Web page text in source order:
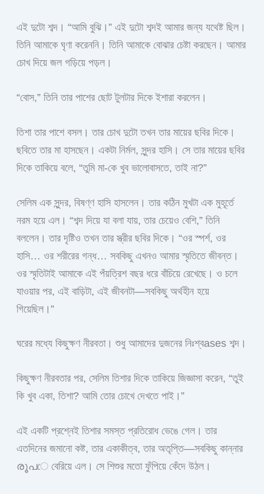
এই দুটো শব্দ। “আমি বুঝি।” এই দুটো শব্দই আমার জন্য যথেষ্ট ছিল।
তিনি আমাকে ঘৃণা করেননি। তিনি আমাকে বোঝার চেষ্টা করছেন। আমার
চোখ দিয়ে জল গড়িয়ে পড়ল।
“বোস,” তিনি তার পাশের ছোট টুলটার দিকে ইশারা করলেন।
তিশা তার পাশে বসল। তার চোখ দুটো তখন তার মায়ের ছবির দিকে।
ছবিতে তার মা হাসছেন। একটা নির্মল, সুন্দর হাসি। সে তার মায়ের ছবির
দিকে তাকিয়ে বলে, “তুমি মা-কে খুব ভালোবাসতে, তাই না?”
সেলিম এক সুন্দর, বিষণ্ণ হাসি হাসলেন। তার কঠিন মুখটা এক মুহূর্তে
নরম হয়ে এল। “শব্দ দিয়ে যা বলা যায়, তার চেয়েও বেশি,” তিনি
বললেন। তার দৃষ্টিও তখন তার স্ত্রীর ছবির দিকে। “ওর স্পর্শ, ওর
হাসি… ওর শরীরের গন্ধ… সবকিছু এখনও আমার স্মৃতিতে জীবন্ত।
ওর স্মৃতিটাই আমাকে এই পঁয়ত্রিশ বছর ধরে বাঁচিয়ে রেখেছে। ও চলে
যাওয়ার পর, এই বাড়িটা, এই জীবনটা—সবকিছু অর্থহীন হয়ে
গিয়েছিল।”
ঘরের মধ্যে কিছুক্ষণ নীরবতা। শুধু আমাদের দুজনের নিঃশ্বases শব্দ।
কিছুক্ষণ নীরবতার পর, সেলিম তিশার দিকে তাকিয়ে জিজ্ঞাসা করেন, “তুই
কি খুব একা, তিশা? আমি তোর চোখে দেখতে পাই।”
এই একটি প্রশ্নেই তিশার সমস্ত প্রতিরোধ ভেঙে গেল। তার
এতদিনের জমানো কষ্ট, তার একাকীত্ব, তার অতৃপ্তি—সবকিছু কান্নার
രൂപে বেরিয়ে এল। সে শিশুর মতো ফুঁপিয়ে কেঁদে উঠল।